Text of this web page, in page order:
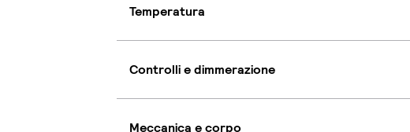
Temperatura
Controlli e dimmerazione
Meccanica e corpo